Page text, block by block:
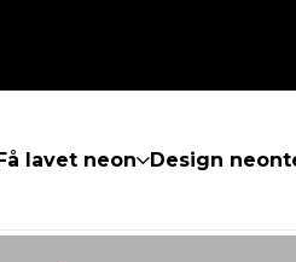
lavet neon Design